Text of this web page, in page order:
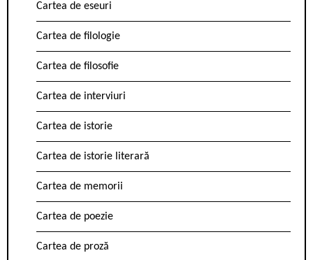
Cartea de eseuri
Cartea de filologie
Cartea de filosofie
Cartea de interviuri
Cartea de istorie
Cartea de istorie literară
Cartea de memorii
Cartea de poezie
Cartea de proză